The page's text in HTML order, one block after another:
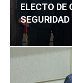
ELECTO DE
SEGURIDAD